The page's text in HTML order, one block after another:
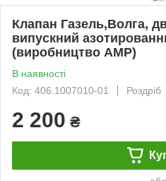
Клапан Газель,Волга,
випускний
(виробництво AMP)
В наявності
Код: 406.1007010-01
Роздріб
2 200 ₴